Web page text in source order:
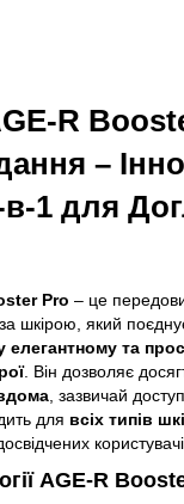
R
–
в-1 для
Pro – це
шкірою, який
елегантному та
. Він дозволяє
, зазвичай
для всіх типів
AGE-R